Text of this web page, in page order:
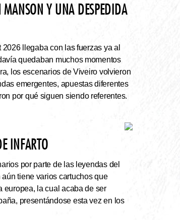
Y UNA DESPEDIDA
llegaba con las fuerzas ya al
quedaban muchos momentos
los escenarios de Viveiro volvieron
emergentes, apuestas diferentes
por qué siguen siendo referentes.
INFARTO
por parte de las leyendas del
tiene varios cartuchos que
europea, la cual acaba de ser
presentándose esta vez en los